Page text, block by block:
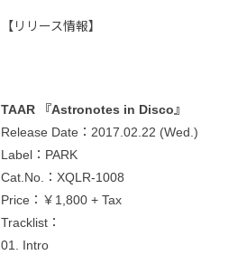
【リリース情報】
TAAR 『Astronotes in Disco』
Release Date：2017.02.22 (Wed.)
Label：PARK
Cat.No.：XQLR-1008
Price：￥1,800 + Tax
Tracklist：
01. Intro